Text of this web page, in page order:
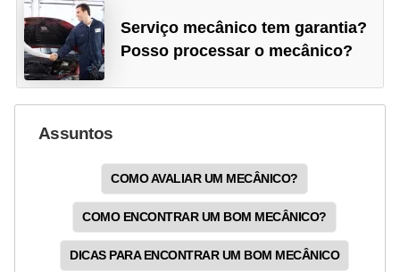
Serviço mecânico tem garantia?
Posso processar o mecânico?
Assuntos
COMO AVALIAR UM MECÂNICO?
COMO ENCONTRAR UM BOM MECÂNICO?
DICAS PARA ENCONTRAR UM BOM MECÂNICO